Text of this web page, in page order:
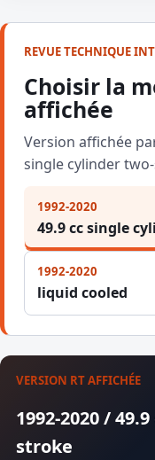
REVUE TECHNIQUE
Choisir la
affichée
Version affichée
single cylinder
1992-2020
49.9 cc single
1992-2020
liquid cooled
VERSION RT AFFICHÉE
1992-2020 /
stroke